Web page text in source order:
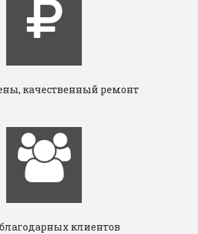
качественный ремонт
клиентов